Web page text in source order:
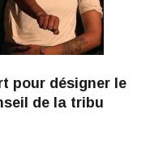
pour désigner le
de la tribu